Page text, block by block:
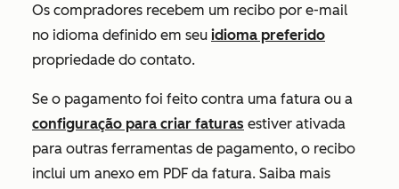
Os compradores recebem um recibo por e-mail
no idioma definido em seu idioma preferido
propriedade do contato.
Se o pagamento foi feito contra uma fatura ou a
configuração para criar faturas estiver ativada
para outras ferramentas de pagamento, o recibo
inclui um anexo em PDF da fatura. Saiba mais